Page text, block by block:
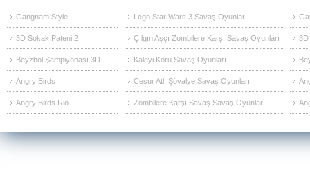
Gangnam Style
3D Sokak Pateni 2
Beyzbol Şampiyonası 3D
Angry Birds
Angry Birds Rio
Lego Star Wars 3 Savaş Oyunları
Çılgın Aşçı Zombilere Karşı Savaş Oyunları
Kaleyi Koru Savaş Oyunları
Cesur Atlı Şövalye Savaş Oyunları
Zombilere Karşı Savaş Savaş Oyunları
3D